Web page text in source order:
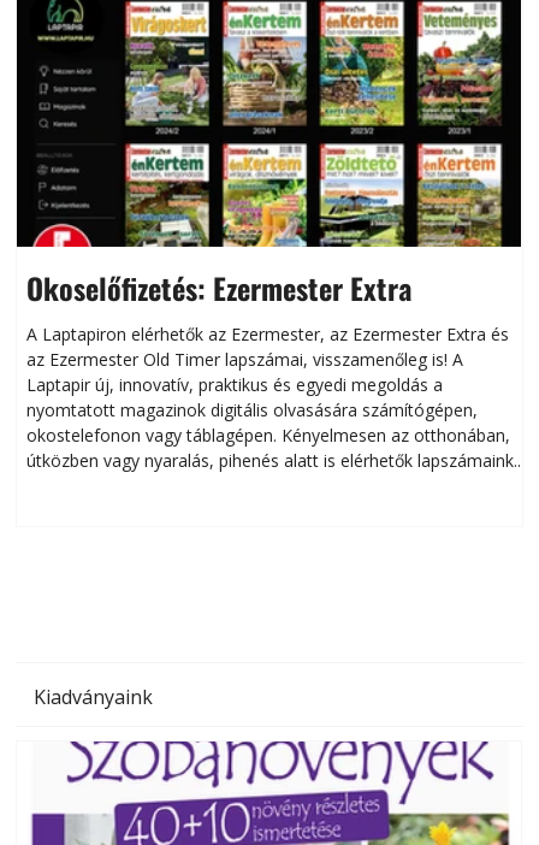
Okoselőfizetés: Ezermester Extra
A Laptapiron elérhetők az Ezermester, az Ezermester Extra és
az Ezermester Old Timer lapszámai, visszamenőleg is! A
Laptapir új, innovatív, praktikus és egyedi megoldás a
nyomtatott magazinok digitális olvasására számítógépen,
okostelefonon vagy táblagépen. Kényelmesen az otthonában,
útközben vagy nyaralás, pihenés alatt is elérhetők lapszámaink.
Kiadványaink